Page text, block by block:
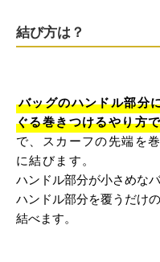
結び方は？
バッグのハンドル部分
ぐる巻きつけるやり方
で、スカーフの先端を
に結びます。
ハンドル部分が小さめな
ハンドル部分を覆うだけ
結べます。